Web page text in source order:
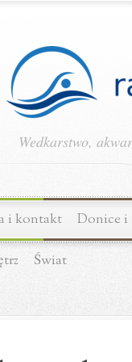
Wedkarstwo,
i kontakt Donice i
Świat